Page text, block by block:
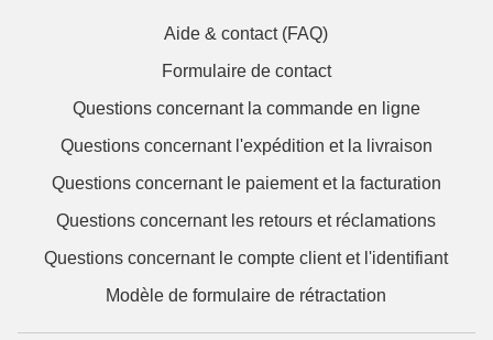
Aide & contact (FAQ)
Formulaire de contact
Questions concernant la commande en ligne
Questions concernant l'expédition et la livraison
Questions concernant le paiement et la facturation
Questions concernant les retours et réclamations
Questions concernant le compte client et l'identifiant
Modèle de formulaire de rétractation